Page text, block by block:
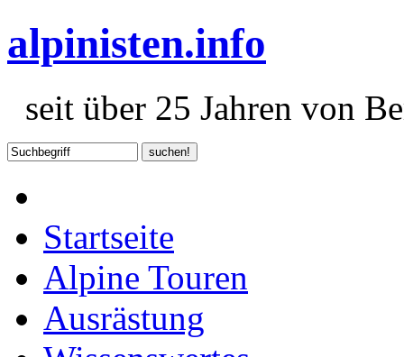
alpinisten.info
seit über 25 Jahren von
Startseite
Alpine Touren
Ausrästung